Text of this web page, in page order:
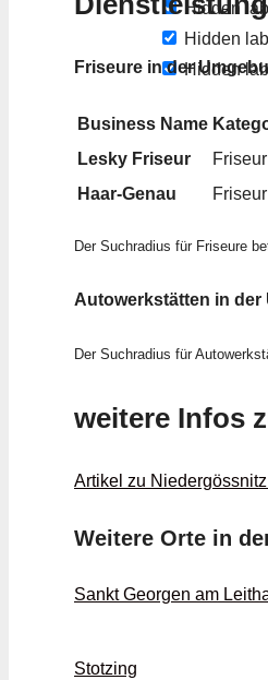
Hidden
Hidden
Hidden
Friseure in der
Business Name
Lesky Friseur
Friseur
Haar-Genau
Friseur
Der Suchradius für Friseure
Autowerkstätten in
Der Suchradius für
weitere Infos
Artikel zu
Weitere Orte in
Sankt Georgen am
Stotzing